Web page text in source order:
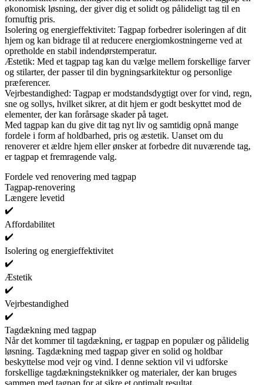
økonomisk løsning, der giver dig et solidt og pålideligt tag til en
fornuftig pris.
Isolering og energieffektivitet: Tagpap forbedrer isoleringen af dit
hjem og kan bidrage til at reducere energiomkostningerne ved at
opretholde en stabil indendørstemperatur.
Æstetik: Med et tagpap tag kan du vælge mellem forskellige farver
og stilarter, der passer til din bygningsarkitektur og personlige
præferencer.
Vejrbestandighed: Tagpap er modstandsdygtigt over for vind, regn,
sne og sollys, hvilket sikrer, at dit hjem er godt beskyttet mod de
elementer, der kan forårsage skader på taget.
Med tagpap kan du give dit tag nyt liv og samtidig opnå mange
fordele i form af holdbarhed, pris og æstetik. Uanset om du
renoverer et ældre hjem eller ønsker at forbedre dit nuværende tag,
er tagpap et fremragende valg.
Fordele ved renovering med tagpap
Tagpap-renovering
Længere levetid
✔️
Affordabilitet
✔️
Isolering og energieffektivitet
✔️
Æstetik
✔️
Vejrbestandighed
✔️
Tagdækning med tagpap
Når det kommer til tagdækning, er tagpap en populær og pålidelig
løsning. Tagdækning med tagpap giver en solid og holdbar
beskyttelse mod vejr og vind. I denne sektion vil vi udforske
forskellige tagdækningsteknikker og materialer, der kan bruges
sammen med tagpap for at sikre et optimalt resultat.